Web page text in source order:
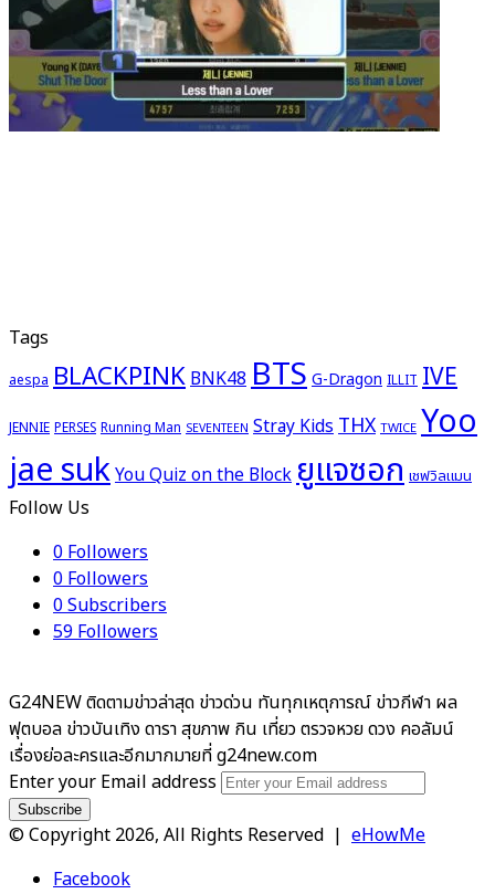
Tags
aespa BLACKPINKBNK48BTSG-Dragon ILLIT IVE
JENNIE PERSES Running Man SEVENTEEN Stray KidsTHX TWICE Yoo
jae sukYou Quiz on the Blockยูแจซอก เชฟวิลแมน
Follow Us
0Followers
0Followers
0Subscribers
59Followers
G24NEW ติดตามข่าวล่าสุด ข่าวด่วน ทันทุกเหตุการณ์ ข่าวกีฬา ผล
ฟุตบอล ข่าวบันเทิง ดารา สุขภาพ กิน เที่ยว ตรวจหวย ดวง คอลัมน์
เรื่องย่อละครและอีกมากมายที่ g24new.com
Enter your Email address
© Copyright 2026, All Rights Reserved | eHowMe
Facebook